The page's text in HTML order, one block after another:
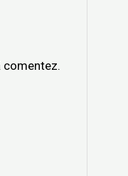
comentez.